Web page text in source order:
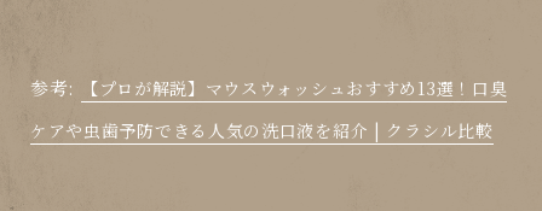
参考:
【プロが解説】マウスウォッシュおすすめ13選！口臭
ケアや虫歯予防できる人気の洗口液を紹介 | クラシル比較